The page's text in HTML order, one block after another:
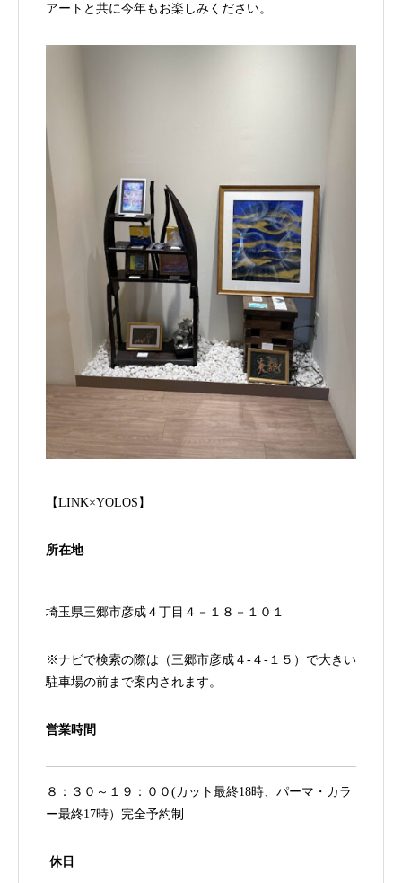
アートと共に今年もお楽しみください。
【LINK×YOLOS】
所在地
埼玉県三郷市彦成４丁目４－１８－１０１
※ナビで検索の際は（三郷市彦成４-４-１５）で大きい
駐車場の前まで案内されます。
営業時間
８：３０～１９：００(カット最終18時、パーマ・カラ
ー最終17時）完全予約制
休日